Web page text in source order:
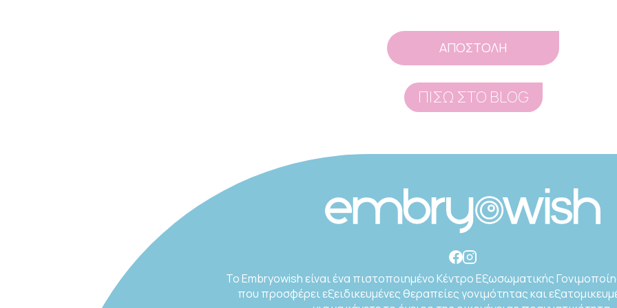
ΠΙΣΩ ΣΤΟ BLOG
Το Embryowish είναι ένα πιστοποιημένο Κέντρο Εξωσωματικής
που προσφέρει εξειδικευμένες θεραπείες γονιμότητας και